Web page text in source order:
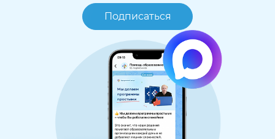
Подписаться